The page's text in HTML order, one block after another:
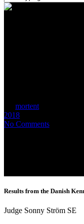
mortent
2018
No Comments
Results from the Danish
Judge Sonny Ström SE